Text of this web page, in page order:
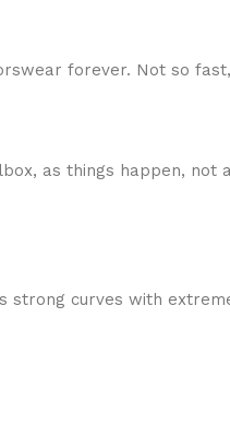
forever. Not so
as things happen, not
strong curves with